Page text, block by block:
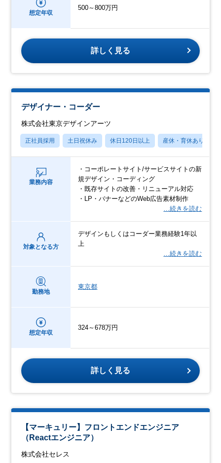
想定年収
500～800万円
詳しく見る
デザイナー・コーダー
株式会社東京デザインアーツ
正社員採用 土日祝休み 休日120日以上 産休・育休あり
業務内容
・コーポレートサイト/サービスサイトの新
規デザイン・コーディング
・既存サイトの改善・リニューアル対応
・LP・バナーなどのWeb広告素材制作
…続きを読む
対象となる方
デザインもしくはコーダー業務経験1年以
上
…続きを読む
勤務地
東京都
想定年収
324～678万円
詳しく見る
【マーキュリー】フロントエンドエンジニア
（Reactエンジニア）
株式会社セレス